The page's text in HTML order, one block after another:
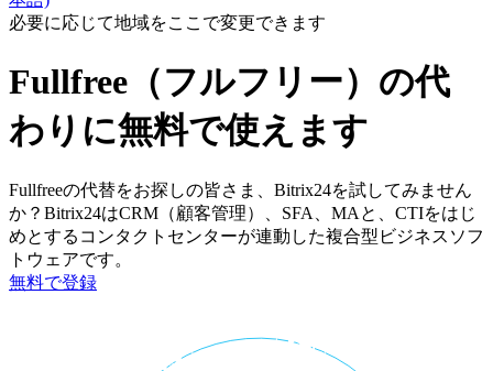
必要に応じて地域をここで変更できます
Fullfree（フルフリー）の代
わりに無料で使えます
Fullfreeの代替をお探しの皆さま、Bitrix24を試してみません
か？Bitrix24はCRM（顧客管理）、SFA、MAと、CTIをはじ
めとするコンタクトセンターが連動した複合型ビジネスソフ
トウェアです。
無料で登録